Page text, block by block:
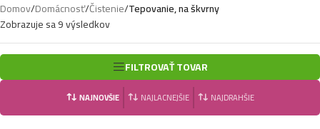
Domov/Domácnosť/Čistenie/Tepovanie, na škvrny
Zobrazuje sa 9 výsledkov
FILTROVAŤ TOVAR
NAJNOVŠIE NAJLACNEJŠIE NAJDRAHŠIE